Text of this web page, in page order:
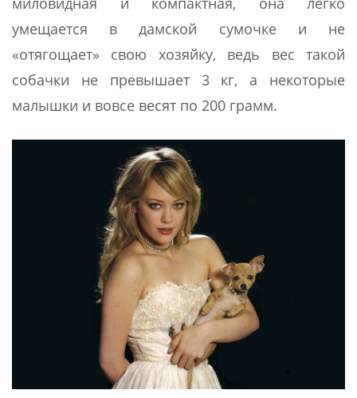
умещается в дамской сумочке и не
«отягощает» свою хозяйку, ведь вес такой
собачки не превышает 3 кг, а некоторые
малышки и вовсе весят по 200 грамм.